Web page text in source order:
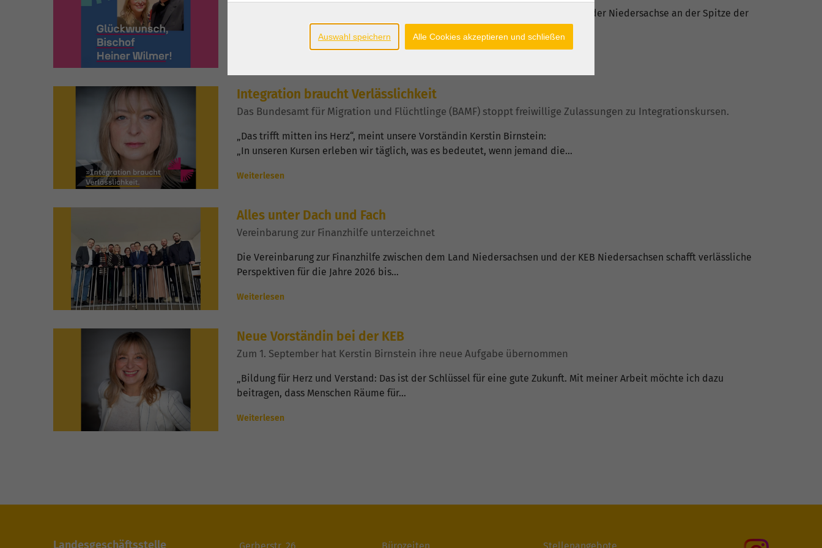
Mit Bischof Dr. Heiner Wilmer SCJ steht ein offener, zugewandter und inspirierender Niedersachse an der Spitze der
Integration braucht Verlässlichkeit
Das Bundesamt für Migration und Flüchtlinge (BAMF) stoppt freiwillige Zulassungen zu Integrationskursen.
„Das trifft mitten ins Herz“, meint unsere Vorständin Kerstin Birnstein:
„In unseren Kursen erleben wir täglich, was es bedeutet, wenn jemand die…
Weiterlesen
Alles unter Dach und Fach
Vereinbarung zur Finanzhilfe unterzeichnet
Die Vereinbarung zur Finanzhilfe zwischen dem Land Niedersachsen und der KEB Niedersachsen schafft verlässliche
Perspektiven für die Jahre 2026 bis…
Weiterlesen
Neue Vorständin bei der KEB
Zum 1. September hat Kerstin Birnstein ihre neue Aufgabe übernommen
„Bildung für Herz und Verstand: Das ist der Schlüssel für eine gute Zukunft. Mit meiner Arbeit möchte ich dazu
beitragen, dass Menschen Räume für…
Weiterlesen
Landesgeschäftsstelle
Auswahl speichern Alle Cookies akzeptieren und schließen